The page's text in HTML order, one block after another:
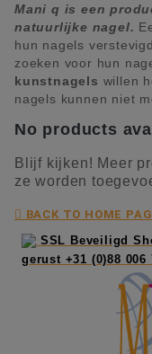
Mani q is een
natuurlijke nagel.
hun nagels
zoeken voor hun
kunstnagels willen
nagels kunnen niet
No products
Blijf kijken! Meer
ze worden
 BACK TO HOME
SSL Beveiligd
gerust +31 (0)88 006